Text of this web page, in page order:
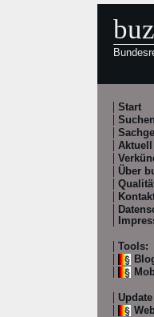
Start
Suchen
Aktuell
Über
Tools: